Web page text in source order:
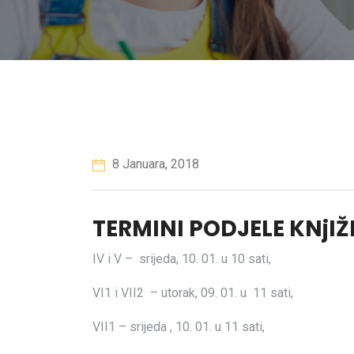
8 Januara, 2018
TERMINI PODJELE
IV i V – srijeda, 10. 01. u 10 sati,
VI1 i VII2 – utorak, 09. 01. u 11 sati,
VII1 – srijeda , 10. 01. u 11 sati,